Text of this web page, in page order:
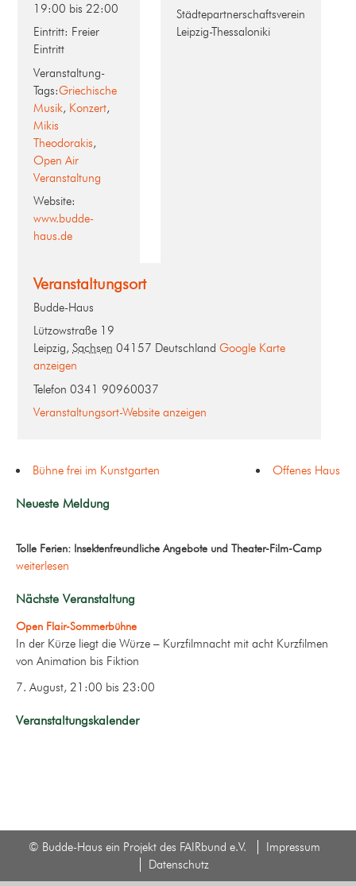
19:00 bis 22:00
Eintritt: Freier
Eintritt
Veranstaltung-
Tags:Griechische
Musik, Konzert,
Mikis
Theodorakis,
Open Air
Veranstaltung
Website:
www.budde-
haus.de
Veranstaltungsort
Budde-Haus
Lützowstraße 19
Leipzig, Sachsen 04157 Deutschland Google Karte
anzeigen
Telefon 0341 90960037
Veranstaltungsort-Website anzeigen
Städtepartnerschaftsverein
Leipzig-Thessaloniki
Bühne frei im Kunstgarten Offenes Haus
Neueste Meldung
Tolle Ferien: Insektenfreundliche Angebote und Theater-Film-Camp
weiterlesen
Nächste Veranstaltung
Open Flair-Sommerbühne
In der Kürze liegt die Würze – Kurzfilmnacht mit acht Kurzfilmen
von Animation bis Fiktion
7. August, 21:00 bis 23:00
Veranstaltungskalender
© Budde-Haus ein Projekt des FAIRbund e.V.
Impressum
Datenschutz